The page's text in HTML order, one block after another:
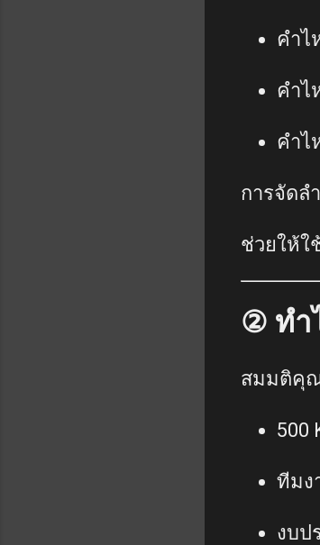
คำไ
คำไ
คำไ
การจัดล
ช่วยให้ใ
② ทำ
สมมติคุ
500
ทีมง
งบป